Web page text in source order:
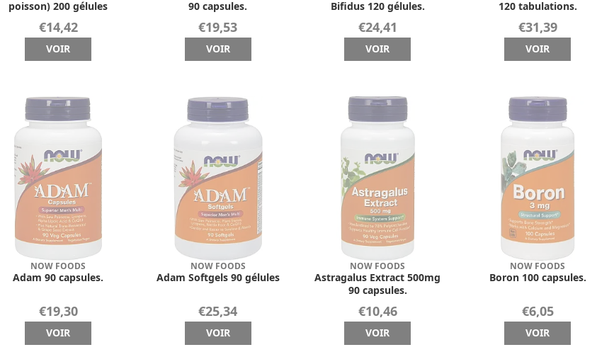
poisson) 200 gélules
€14,42
VOIR
90 capsules.
€19,53
VOIR
Bifidus 120 gélules.
€24,41
VOIR
120 tabulations.
€31,39
VOIR
NOW FOODS
Adam 90 capsules.
€19,30
VOIR
NOW FOODS
Adam Softgels 90 gélules
€25,34
VOIR
NOW FOODS
Astragalus Extract 500mg
90 capsules.
€10,46
VOIR
NOW FOODS
Boron 100 capsules.
€6,05
VOIR